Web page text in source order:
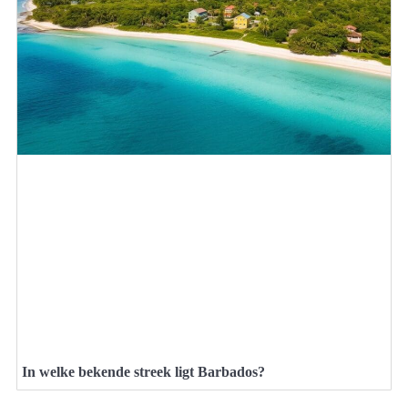
In welke bekende streek ligt Barbados?